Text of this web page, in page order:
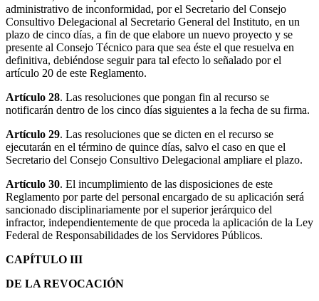
administrativo de inconformidad, por el Secretario del Consejo
Consultivo Delegacional al Secretario General del Instituto, en un
plazo de cinco días, a fin de que elabore un nuevo proyecto y se
presente al Consejo Técnico para que sea éste el que resuelva en
definitiva, debiéndose seguir para tal efecto lo señalado por el
artículo 20 de este Reglamento.
Artículo 28. Las resoluciones que pongan fin al recurso se
notificarán dentro de los cinco días siguientes a la fecha de su firma.
Artículo 29. Las resoluciones que se dicten en el recurso se
ejecutarán en el término de quince días, salvo el caso en que el
Secretario del Consejo Consultivo Delegacional ampliare el plazo.
Artículo 30. El incumplimiento de las disposiciones de este
Reglamento por parte del personal encargado de su aplicación será
sancionado disciplinariamente por el superior jerárquico del
infractor, independientemente de que proceda la aplicación de la Ley
Federal de Responsabilidades de los Servidores Públicos.
CAPÍTULO III
DE LA REVOCACIÓN